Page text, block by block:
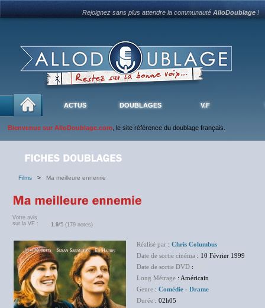
Rejoignez sans plus attendre la communautéAlloDoublage !
ACTUS DOUBLAGES V.F
Bienvenue sur AlloDoublage.com , le site référence du doublage français.
Films > Ma meilleure ennemie
Votre avis
sur la VF :
1.9/5 (179 notes)
Réalisé par : Chris Columbus
Date de sortie cinéma : 10 Février 1999
Date de sortie DVD :
Long Métrage : Américain
Genre : Comédie - Drame
Durée : 02h05